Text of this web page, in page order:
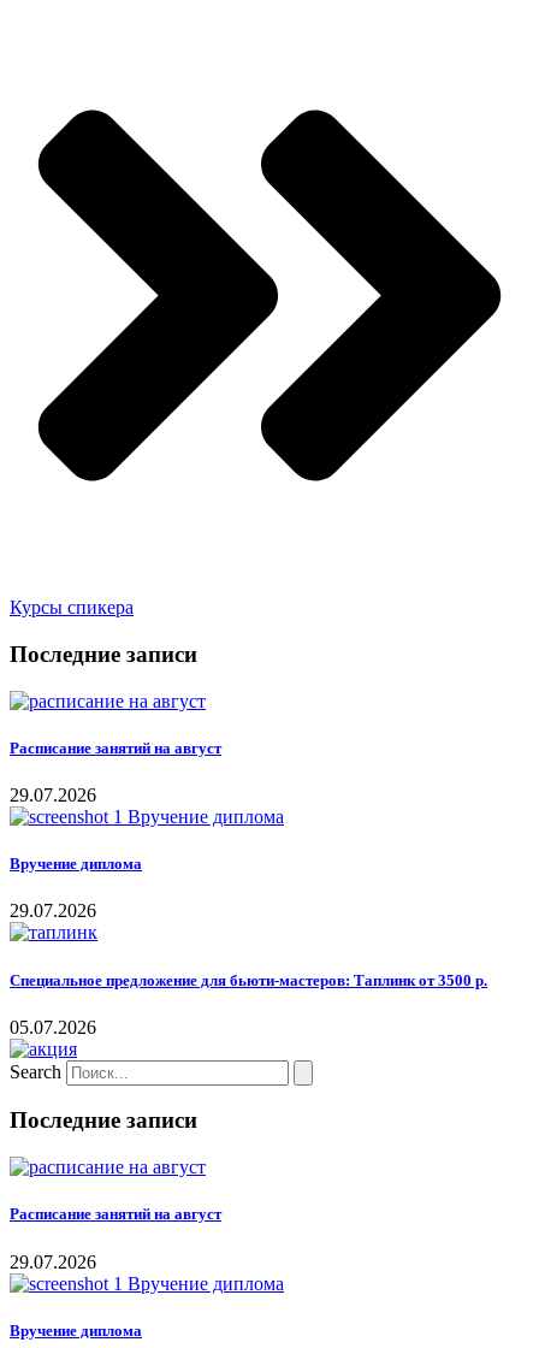
Курсы спикера
Последние записи
Расписание занятий на август
29.07.2026
Вручение диплома
29.07.2026
Специальное предложение для бьюти-мастеров: Таплинк от 3500 р.
05.07.2026
Search
Последние записи
Расписание занятий на август
29.07.2026
Вручение диплома